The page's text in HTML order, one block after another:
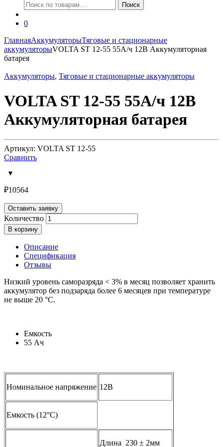
Искать:
Поиск
0
ГлавнаяАккумуляторыТяговые и стационарные
аккумуляторыVOLTA ST 12-55 55А/ч 12В Аккумуляторная
батарея
Аккумуляторы, Тяговые и стационарные аккумуляторы
VOLTA ST 12-55 55А/ч 12В
Аккумуляторная батарея
Артикул: VOLTA ST 12-55
Сравнить
₽10564
Оставить заявку
Количество
В корзину
Описание
Спецификация
Отзывы
Низкий уровень саморазряда < 3% в месяц позволяет хранить
аккумулятор без подзаряда более 6 месяцев при температуре
не выше 20 °С.
Емкость
55 Ач
Номинальное напряжение 12В
Емкость (12°С)
Длина 230 ± 2мм